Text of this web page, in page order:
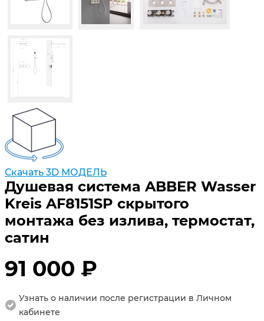
Скачать 3D МОДЕЛЬ
Душевая система ABBER Wasser
Kreis AF8151SP скрытого
монтажа без излива, термостат,
сатин
91 000 ₽
Узнать о наличии после регистрации в Личном
кабинете